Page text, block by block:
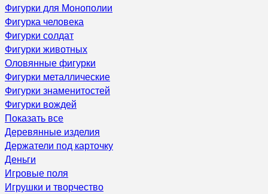
Фигурки для Монополии
Фигурка человека
Фигурки солдат
Фигурки животных
Оловянные фигурки
Фигурки металлические
Фигурки знаменитостей
Фигурки вождей
Показать все
Деревянные изделия
Держатели под карточку
Деньги
Игровые поля
Игрушки и творчество